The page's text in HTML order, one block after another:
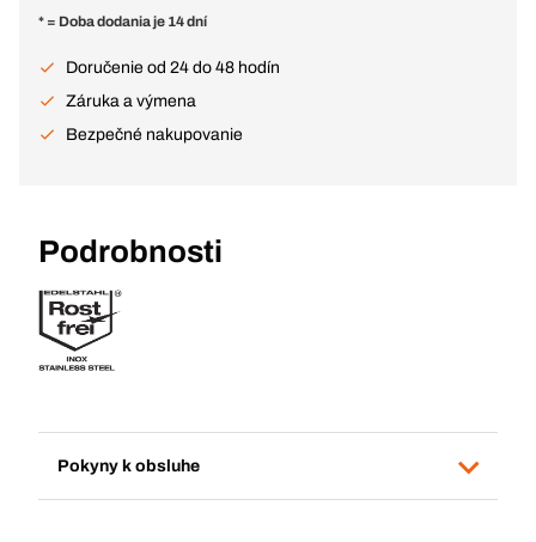
* = Doba dodania je 14 dní
Doručenie od 24 do 48 hodín
Záruka a výmena
Bezpečné nakupovanie
Podrobnosti
Pokyny k obsluhe